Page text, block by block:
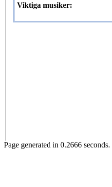
Viktiga musiker:
Page generated in 0.2666 seconds.